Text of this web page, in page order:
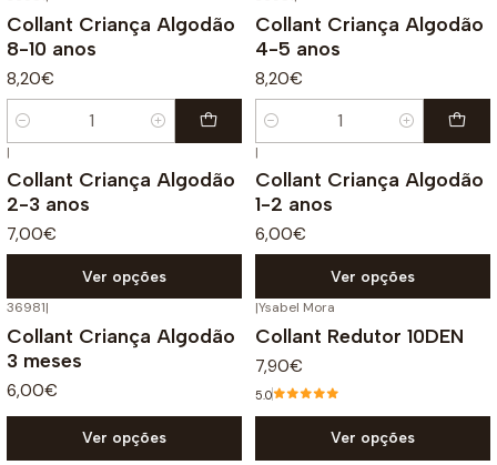
Collant Criança Algodão
8-10 anos
8,20€
Quantidade
Collant Criança Algodão
4-5 anos
8,20€
Quantidade
|
Collant Criança Algodão
2-3 anos
7,00€
Ver opções
+1
|
Collant Criança Algodão
1-2 anos
6,00€
Ver opções
36981|
Collant Criança Algodão
3 meses
6,00€
Ver opções
|Ysabel Mora
Collant Redutor 10DEN
7,90€
5.0
Ver opções